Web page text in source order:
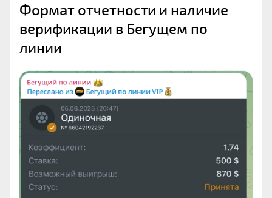
Формат отчетности и наличие
верификации в Бегущем по
линии